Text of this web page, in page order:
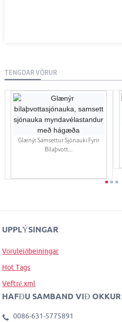
TENGDAR VÖRUR
Glænýr Samsettur Sjónauki Fyrir
Bílaþvott...
UPPLÝSINGAR
Vöruleiðbeiningar
Hot Tags
Veftré.xml
HAFÐU SAMBAND VIÐ OKKUR
0086-631-5775891